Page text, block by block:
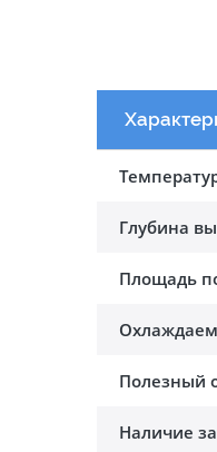
Глубина
Площадь
Полезный
Наличие